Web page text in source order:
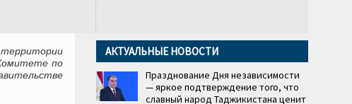
по
АКТУАЛЬНЫЕ НОВОСТИ
Празднование Дня независимости
— яркое подтверждение того, что
славный народ Таджикистана ценит